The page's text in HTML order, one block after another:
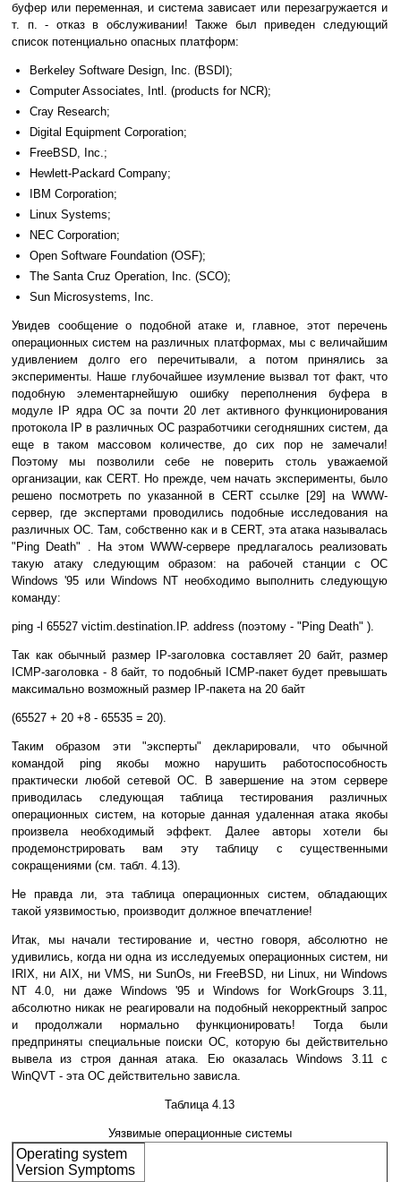
буфер или переменная, и система зависает или перезагружается и
т. п. - отказ в обслуживании! Также был приведен следующий
список потенциально опасных платформ:
Berkeley Software Design, Inc. (BSDI);
Computer Associates, Intl. (products for NCR);
Cray Research;
Digital Equipment Corporation;
FreeBSD, Inc.;
Hewlett-Packard Company;
IBM Corporation;
Linux Systems;
NEC Corporation;
Open Software Foundation (OSF);
The Santa Cruz Operation, Inc. (SCO);
Sun Microsystems, Inc.
Увидев сообщение о подобной атаке и, главное, этот перечень
операционных систем на различных платформах, мы с величайшим
удивлением долго его перечитывали, а потом принялись за
эксперименты. Наше глубочайшее изумление вызвал тот факт, что
подобную элементарнейшую ошибку переполнения буфера в
модуле IP ядра ОС за почти 20 лет активного функционирования
протокола IP в различных ОС разработчики сегодняшних систем, да
еще в таком массовом количестве, до сих пор не замечали!
Поэтому мы позволили себе не поверить столь уважаемой
организации, как CERT. Но прежде, чем начать эксперименты, было
решено посмотреть по указанной в CERT ссылке [29] на WWW-
сервер, где экспертами проводились подобные исследования на
различных ОС. Там, собственно как и в CERT, эта атака называлась
"Ping Death" . На этом WWW-сервере предлагалось реализовать
такую атаку следующим образом: на рабочей станции с ОС
Windows '95 или Windows NT необходимо выполнить следующую
команду:
ping -l 65527 victim.destination.IP. address (поэтому - "Ping Death" ).
Так как обычный размер IP-заголовка составляет 20 байт, размер
ICMP-заголовка - 8 байт, то подобный ICMP-пакет будет превышать
максимально возможный размер IP-пакета на 20 байт
(65527 + 20 +8 - 65535 = 20).
Таким образом эти "эксперты" декларировали, что обычной
командой ping якобы можно нарушить работоспособность
практически любой сетевой ОС. В завершение на этом сервере
приводилась следующая таблица тестирования различных
операционных систем, на которые данная удаленная атака якобы
произвела необходимый эффект. Далее авторы хотели бы
продемонстрировать вам эту таблицу с существенными
сокращениями (см. табл. 4.13).
Не правда ли, эта таблица операционных систем, обладающих
такой уязвимостью, производит должное впечатление!
Итак, мы начали тестирование и, честно говоря, абсолютно не
удивились, когда ни одна из исследуемых операционных систем, ни
IRIX, ни AIX, ни VMS, ни SunOs, ни FreeBSD, ни Linux, ни Windows
NT 4.0, ни даже Windows '95 и Windows for WorkGroups 3.11,
абсолютно никак не реагировали на подобный некорректный запрос
и продолжали нормально функционировать! Тогда были
предприняты специальные поиски ОС, которую бы действительно
вывела из строя данная атака. Ею оказалась Windows 3.11 с
WinQVT - эта ОС действительно зависла.
Таблица 4.13
Уязвимые операционные системы
Operating system
Version Symptoms